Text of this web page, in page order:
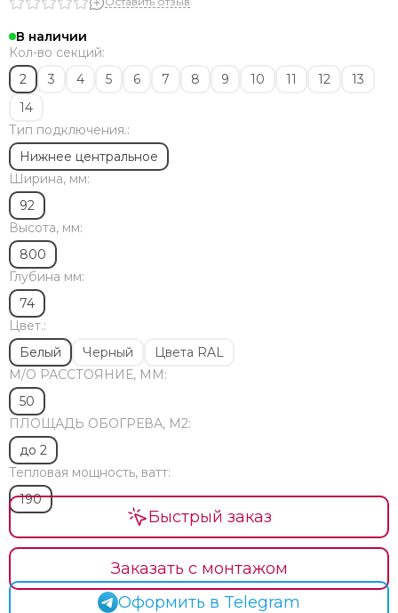
Dia Norm
StrongHot
Steel Hot
Zenith
ЦДМ
Purmo
Unilux
Purmo Delta
Rifar Tubog
Arbonia
КЗТО
Bronto
Bareng
Royal Thermo
В наличии
Кол-во секций:
2
3 4 5 6 7 8 9 10 11 12
13
14
Тип подключения.:
Нижнее центральное
Ширина, мм:
92
Высота, мм:
800
Глубина мм:
74
Цвет.:
Белый
Черный
Цвета RAL
М/O РАССТОЯНИЕ, ММ:
50
ПЛОЩАДЬ ОБОГРЕВА, М2:
до 2
Тепловая мощность, ватт:
190
Быстрый заказ
Заказать с монтажом
Оформить в Telegram